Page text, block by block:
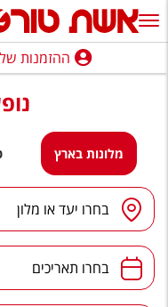
ההזמנות שלי
חופשה לפי סגנון
מלונות באילת
טיולים מאורגנים
סגנונות טיול
ההזמנות
מלונות בארץ
יעד/מלון בחרו יעד או מלון
תאריכים בחרו תאריכים